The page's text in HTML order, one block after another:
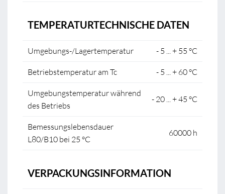
TEMPERATURTECHNISCHE DATEN
Umgebungs-/Lagertemperatur - 5 ... + 55 °C
Betriebstemperatur am Tc - 5 ... + 60 °C
Umgebungstemperatur während
des Betriebs
- 20 ... + 45 °C
Bemessungslebensdauer
L80/B10 bei 25 °C
60000 h
VERPACKUNGSINFORMATION